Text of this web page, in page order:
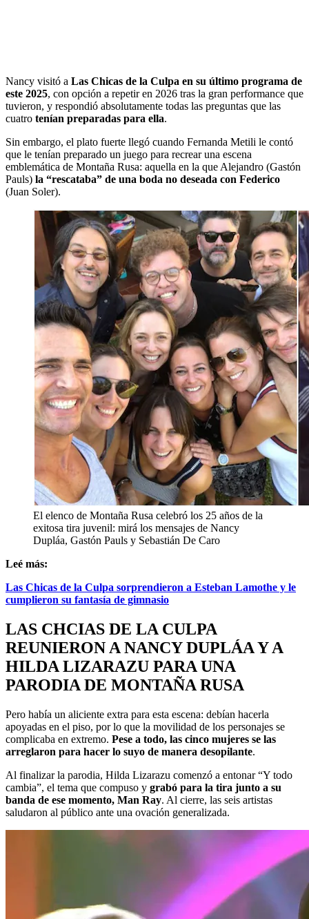
Nancy visitó a Las Chicas de la Culpa en su último programa de
este 2025, con opción a repetir en 2026 tras la gran performance que
tuvieron, y respondió absolutamente todas las preguntas que las
cuatro tenían preparadas para ella.
Sin embargo, el plato fuerte llegó cuando Fernanda Metili le contó
que le tenían preparado un juego para recrear una escena
emblemática de Montaña Rusa: aquella en la que Alejandro (Gastón
Pauls) la “rescataba” de una boda no deseada con Federico
(Juan Soler).
El elenco de Montaña Rusa celebró los 25 años de la
exitosa tira juvenil: mirá los mensajes de Nancy
Dupláa, Gastón Pauls y Sebastián De Caro
Leé más:
Las Chicas de la Culpa sorprendieron a Esteban Lamothe y le
cumplieron su fantasía de gimnasio
LAS CHCIAS DE LA CULPA
REUNIERON A NANCY DUPLÁA Y A
HILDA LIZARAZU PARA UNA
PARODIA DE MONTAÑA RUSA
Pero había un aliciente extra para esta escena: debían hacerla
apoyadas en el piso, por lo que la movilidad de los personajes se
complicaba en extremo. Pese a todo, las cinco mujeres se las
arreglaron para hacer lo suyo de manera desopilante.
Al finalizar la parodia, Hilda Lizarazu comenzó a entonar “Y todo
cambia”, el tema que compuso y grabó para la tira junto a su
banda de ese momento, Man Ray. Al cierre, las seis artistas
saludaron al público ante una ovación generalizada.